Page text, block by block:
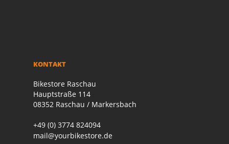
KONTAKT
Bikestore Raschau
Hauptstraße 114
08352 Raschau / Markersbach
+49 (0) 3774 824094
mail@yourbikestore.de